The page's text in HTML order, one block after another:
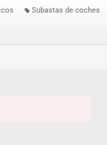
Subastas de coches